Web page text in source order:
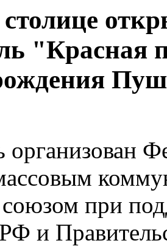
столице
"Красная
организован
при
и